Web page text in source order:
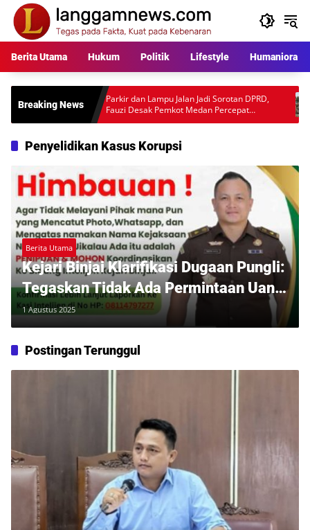
Langsung
konten
Berita Utama Hukum Politik Lifestyle Humaniora
Breaking NewsParkir dan Lampu Jalan Jadi Sorotan DPRD,
Fauzi Desak Pemkot Medan Percepat
Pembenahan
Rp397
Penyelidikan Kasus Korupsi
Berita Utama
Kejari Binjai Klarifikasi Dugaan Pungli:
Tegaskan Tidak Ada Permintaan Uang
dari Jaksa
1 Agustus 2025
Postingan Terunggul